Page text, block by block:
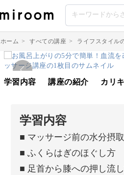
ホーム > すべての講座 > ライフスタイル
学習内容 講座の紹介 カリ
学習内容
■ マッサージ前の水分摂
■ ふくらはぎのほぐし方
■ 足首から膝への押し流